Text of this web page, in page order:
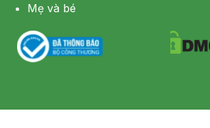
Mẹ và bé